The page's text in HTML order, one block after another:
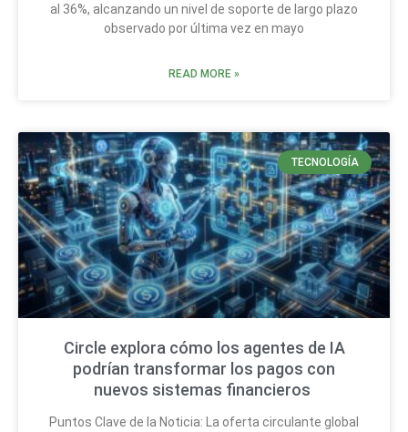
al 36%, alcanzando un nivel de soporte de largo plazo
observado por última vez en mayo
READ MORE »
TECNOLOGÍA
Circle explora cómo los agentes de IA
podrían transformar los pagos con
nuevos sistemas financieros
Puntos Clave de la Noticia: La oferta circulante global